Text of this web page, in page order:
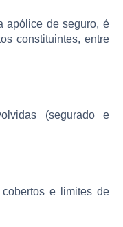
apólice de seguro, é
constituintes, entre
(segurado e
e limites de